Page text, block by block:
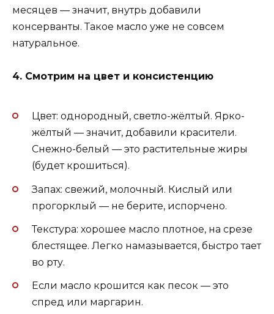
месяцев — значит, внутрь добавили
консерванты. Такое масло уже не совсем
натуральное.
4. Смотрим на цвет и консистенцию
Цвет: однородный, светло-жёлтый. Ярко-
жёлтый — значит, добавили красители.
Снежно-белый — это растительные жиры
(будет крошиться).
Запах: свежий, молочный. Кислый или
прогорклый — не берите, испорчено.
Текстура: хорошее масло плотное, на срезе
блестящее. Легко намазывается, быстро тает
во рту.
Если масло крошится как песок — это
спред или маргарин.